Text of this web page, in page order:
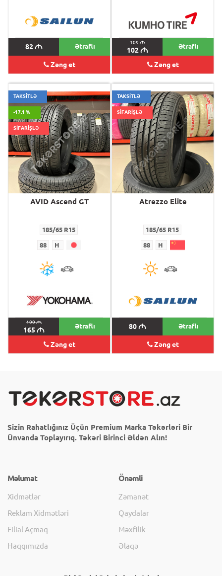
82M Ətraflı
Zəng et
109M
102M Ətraflı
Zəng et
TAKSİTLƏ
-17.1 %
SİFARİŞLƏ
AVID Ascend GT
185/65 R15
88 H
199M
165 M Ətraflı
Zəng et
TAKSİTLƏ
SİFARİŞLƏ
Atrezzo Elite
185/65 R15
88 H
80M Ətraflı
Zəng et
Sizin Rahatlığınız Üçün Premium Marka Təkərləri Bir
Ünvanda Toplayırıq. Təkəri Birinci Əldən Alın!
Məlumat
Xidmətlər
Reklam Xidmətləri
Filial Açmaq
Haqqımızda
Önəmli
Zəmanət
Qaydalar
Məxfilik
Əlaqə